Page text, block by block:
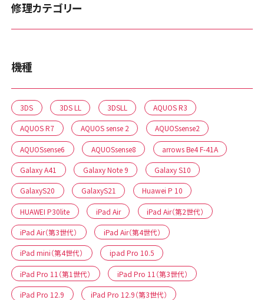
修理カテゴリー
機種
3DS 3DS LL 3DSLL AQUOS R3
AQUOS R7 AQUOS sense 2 AQUOSsense2
AQUOSsense6 AQUOSsense8 arrows Be4 F-41A
Galaxy A41 Galaxy Note 9 Galaxy S10
GalaxyS20 GalaxyS21 Huawei P 10
HUAWEI P30lite iPad Air iPad Air（第2世代）
iPad Air（第3世代） iPad Air（第4世代）
iPad mini（第4世代） ipad Pro 10.5
iPad Pro 11（第1世代） iPad Pro 11（第3世代）
iPad Pro 12.9 iPad Pro 12.9（第3世代）